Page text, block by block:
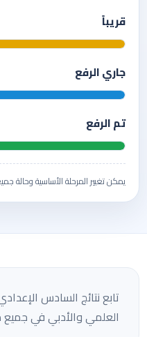
قريباً
جاري الرفع
تم الرفع
يمكن تغيير المرحلة الأساسية وحالة
العلمي والأدبي في